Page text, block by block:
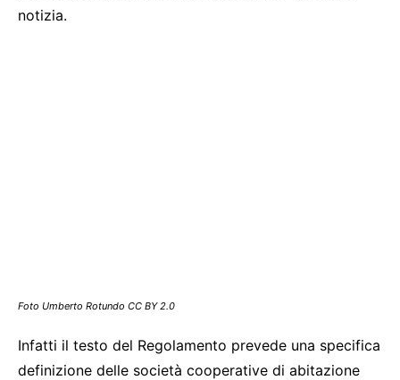
notizia.
Foto Umberto Rotundo CC BY 2.0
Infatti il testo del Regolamento prevede una specifica
definizione delle società cooperative di abitazione